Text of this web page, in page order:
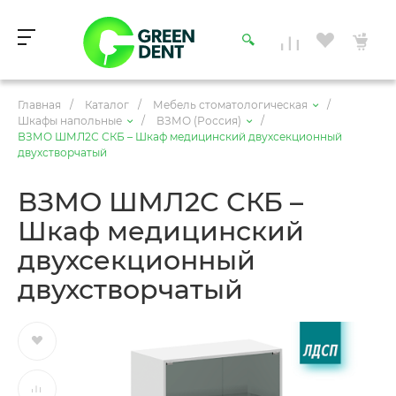
Главная / Каталог / Мебель стоматологическая
/
Шкафы напольные
/ ВЗМО (Россия)
/
ВЗМО ШМЛ2С СКБ – Шкаф медицинский двухсекционный
двухстворчатый
ВЗМО ШМЛ2С СКБ –
Шкаф медицинский
двухсекционный
двухстворчатый